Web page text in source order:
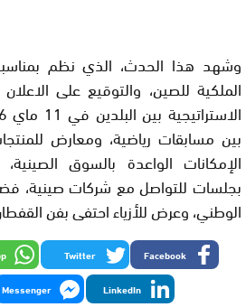
وشهد هذا الحدث، الذي نظم بمناسبة
الملكية للصين، والتوقيع على
بين مسابقات رياضية، ومعارض
الإمكانات الواعدة بالسوق
بجلسات للتواصل مع شركات صينية،
الوطني، وعرض للأزياء احتفى بفن
Facebook
Twitter
LinkedIn
Messenger